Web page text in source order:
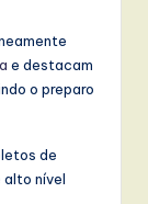
e destacam
o preparo
de
nível